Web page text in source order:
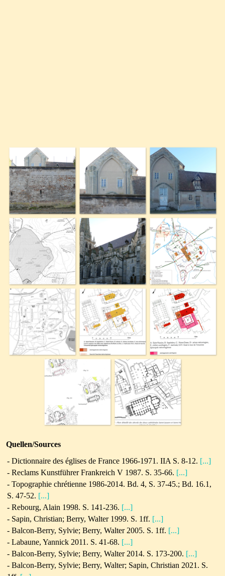
Quellen/Sources
- Dictionnaire des églises de France 1966-1971. IIA S. 8-12. [...]
- Reclams Kunstführer Frankreich V 1987. S. 35-66. [...]
- Topographie chrétienne 1986-2014. Bd. 4, S. 37-45.; Bd. 16.1,
S. 47-52. [...]
- Rebourg, Alain 1998. S. 141-236. [...]
- Sapin, Christian; Berry, Walter 1999. S. 1ff. [...]
- Balcon-Berry, Sylvie; Berry, Walter 2005. S. 1ff. [...]
- Labaune, Yannick 2011. S. 41-68. [...]
- Balcon-Berry, Sylvie; Berry, Walter 2014. S. 173-200. [...]
- Balcon-Berry, Sylvie; Berry, Walter; Sapin, Christian 2021. S.